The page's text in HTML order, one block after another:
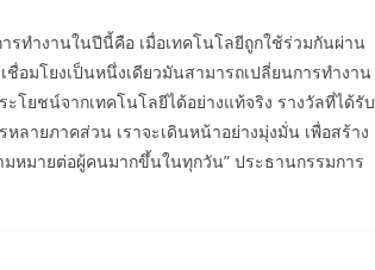
รทำงานในปีนี้คือ เมื่อเทคโนโลยีถูกใช้ร่วมกันผ่าน
มโยงเป็นหนึ่งเดียวมันสามารถเปลี่ยนการทำงาน
โยชน์จากเทคโนโลยีได้อย่างแท้จริง รางวัลที่ได้รับ
ายภาคส่วน เราจะเดินหน้าอย่างมุ่งมั่น เพื่อสร้าง
หมายต่อผู้คนมากขึ้นในทุกวัน” ประธานกรรมการ